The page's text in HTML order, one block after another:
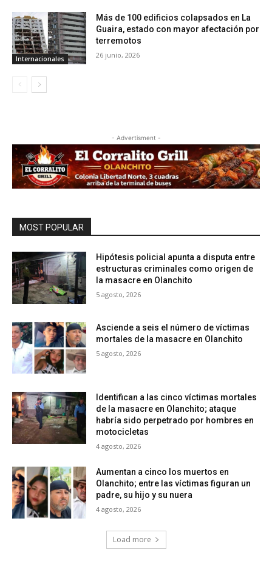
Internacionales
Más de 100 edificios colapsados en La
Guaira, estado con mayor afectación por
terremotos
26 junio, 2026
- Advertisment -
MOST POPULAR
Hipótesis policial apunta a disputa entre
estructuras criminales como origen de
la masacre en Olanchito
5 agosto, 2026
Asciende a seis el número de víctimas
mortales de la masacre en Olanchito
5 agosto, 2026
Identifican a las cinco víctimas mortales
de la masacre en Olanchito; ataque
habría sido perpetrado por hombres en
motocicletas
4 agosto, 2026
Aumentan a cinco los muertos en
Olanchito; entre las víctimas figuran un
padre, su hijo y su nuera
4 agosto, 2026
Load more